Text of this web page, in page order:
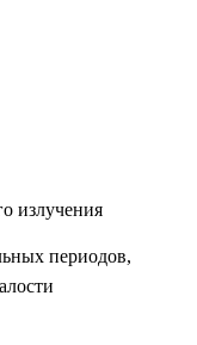
излучения
периодов,